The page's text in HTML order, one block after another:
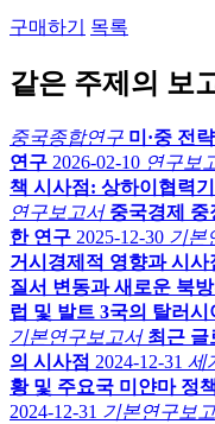
구매하기 목록
같은 주제의 보
중국종합연구 미·중 전
연구 2026-02-10 연구보
책 시사점: 상하이협력
연구보고서 중국경제 중
한 연구 2025-12-30 기본
거시경제적 영향과 시사
질서 변동과 새로운 북
럽 및 발트 3국의 탈러
기본연구보고서 최근 글
의 시사점 2024-12-31 세
황 및 주요국 미얀마 정
2024-12-31 기본연구보